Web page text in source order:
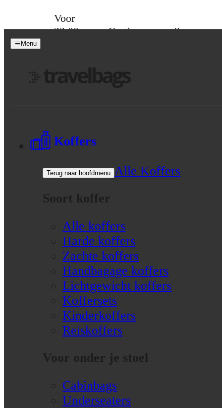
Voor
23:00
Gratis
Spaar
Menu
Koffers
Terug naar hoofdmenu
Alle Koffers
Soort koffer
Alle koffers
Harde koffers
Zachte koffers
Handbagage koffers
Lichtgewicht koffers
Koffersets
Kinderkoffers
Reiskoffers
Voor onder je stoel
Cabinbags
Underseaters